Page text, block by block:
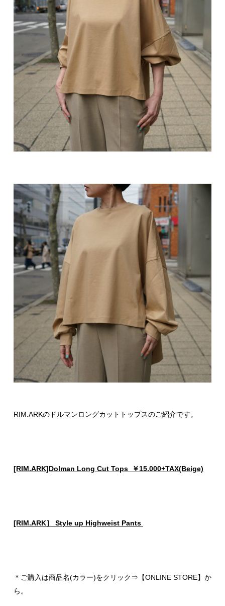
RIM.ARKのドルマンロングカットトップスのご紹介です。
[RIM.ARK]Dolman Long Cut Tops ￥15.000+TAX(Beige)
[RIM.ARK］ Style up Highweist Pants
＊ご購入は商品名(カラー)をクリック⇒【ONLINE STORE】か
ら。